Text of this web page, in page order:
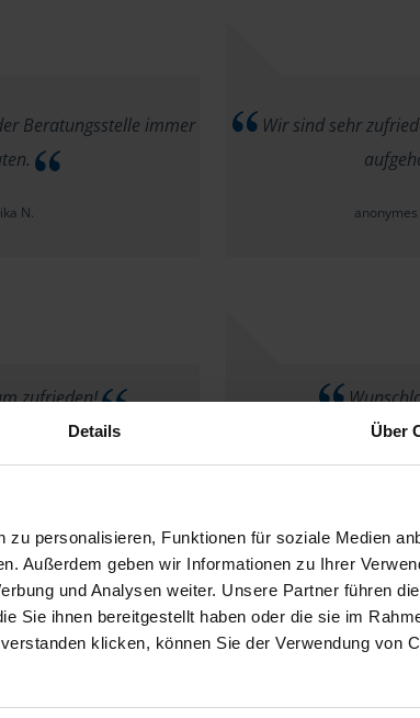
Details Über
personalisieren, Funktionen für soziale Medien
Außerdem geben wir Informationen zu Ihrer
und Analysen weiter. Unsere Partner führen
Sie ihnen bereitgestellt haben oder die sie im
klicken, können Sie der Verwendung von
Beratungsstelle immer
N.
Wir sind sehr
zufrieden!
für uns keine wünsche
Von Anfang an
können die Vlh nur
Danke